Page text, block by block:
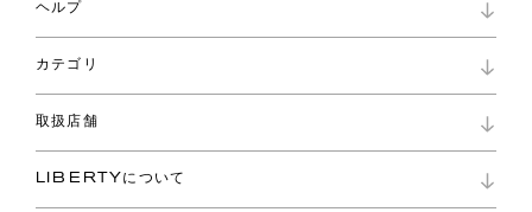
ロイヤリティプログラム
パスワード再設定
ショッピングバッグ
ヘルプ
お問い合わせ
よくあるご質問
ご利用ガイド
カテゴリ
コレクション
ファブリックス
バッグ
取扱店舗
リバティ・ファブリックス
LIBERTYについて